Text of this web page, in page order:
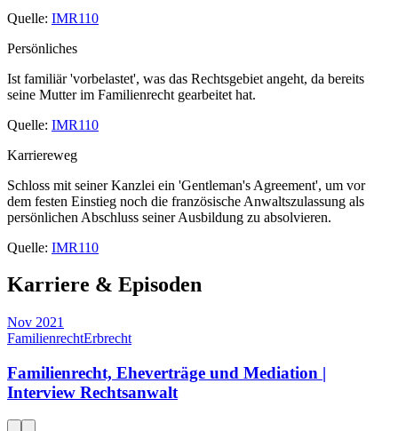
Quelle: IMR110
Persönliches
Ist familiär 'vorbelastet', was das Rechtsgebiet angeht, da bereits
seine Mutter im Familienrecht gearbeitet hat.
Quelle: IMR110
Karriereweg
Schloss mit seiner Kanzlei ein 'Gentleman's Agreement', um vor
dem festen Einstieg noch die französische Anwaltszulassung als
persönlichen Abschluss seiner Ausbildung zu absolvieren.
Quelle: IMR110
Karriere & Episoden
Nov 2021
FamilienrechtErbrecht
Familienrecht, Eheverträge und Mediation |
Interview Rechtsanwalt